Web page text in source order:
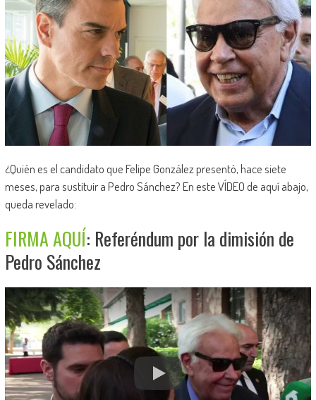
¿Quién es el candidato que Felipe González presentó, hace siete
meses, para sustituir a Pedro Sánchez? En este VÍDEO de aquí abajo,
queda revelado:
FIRMA AQUÍ: Referéndum por la dimisión de
Pedro Sánchez